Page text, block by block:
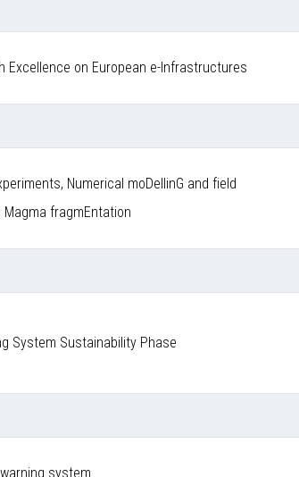
Excellence on European e-Infrastructures
Numerical moDellinG and field
fragmEntation
System Sustainability Phase
system